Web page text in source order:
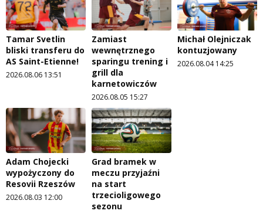
Tamar Svetlin
bliski transferu do
AS Saint-Etienne!
2026.08.06 13:51
Zamiast
wewnętrznego
sparingu trening i
grill dla
karnetowiczów
2026.08.05 15:27
Michał Olejniczak
kontuzjowany
2026.08.04 14:25
Adam Chojecki
wypożyczony do
Resovii Rzeszów
2026.08.03 12:00
Grad bramek w
meczu przyjaźni
na start
trzecioligowego
sezonu